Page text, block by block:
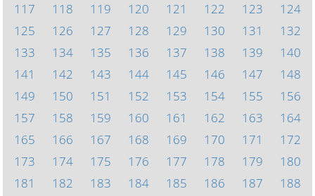
117
118 119 120 121 122 123
124
125
126 127 128 129 130 131
132
133
134 135 136 137 138 139
140
141
142 143 144 145 146 147
148
149
150 151 152 153 154 155
156
157
158 159 160 161 162 163
164
165
166 167 168 169 170 171
172
173
174 175 176 177 178 179
180
181
182 183 184 185 186 187
188